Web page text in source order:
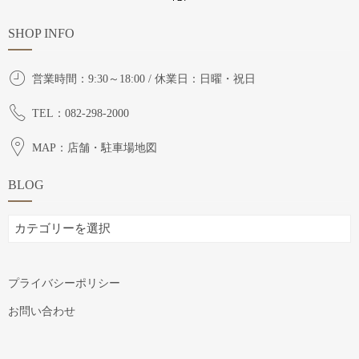
SHOP INFO
営業時間：9:30～18:00 / 休業日：日曜・祝日
TEL：082-298-2000
MAP：店舗・駐車場地図
BLOG
BLOG
プライバシーポリシー
お問い合わせ